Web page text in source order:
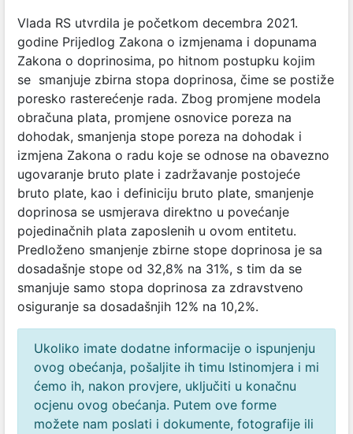
Vlada RS utvrdila je početkom decembra 2021.
godine Prijedlog Zakona o izmjenama i dopunama
Zakona o doprinosima, po hitnom postupku kojim
se smanjuje zbirna stopa doprinosa, čime se postiže
poresko rasterećenje rada. Zbog promjene modela
obračuna plata, promjene osnovice poreza na
dohodak, smanjenja stope poreza na dohodak i
izmjena Zakona o radu koje se odnose na obavezno
ugovaranje bruto plate i zadržavanje postojeće
bruto plate, kao i definiciju bruto plate, smanjenje
doprinosa se usmjerava direktno u povećanje
pojedinačnih plata zaposlenih u ovom entitetu.
Predloženo smanjenje zbirne stope doprinosa je sa
dosadašnje stope od 32,8% na 31%, s tim da se
smanjuje samo stopa doprinosa za zdravstveno
osiguranje sa dosadašnjih 12% na 10,2%.
Ukoliko imate dodatne informacije o ispunjenju
ovog obećanja, pošaljite ih timu Istinomjera i mi
ćemo ih, nakon provjere, uključiti u konačnu
ocjenu ovog obećanja. Putem ove forme
možete nam poslati i dokumente, fotografije ili